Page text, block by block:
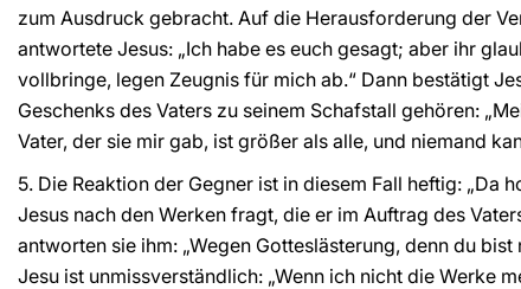
zum Ausdruck gebracht. Auf die Herausforderung der
antwortete Jesus: „Ich habe es euch gesagt; aber ihr
vollbringe, legen Zeugnis für mich ab.“ Dann bestätigt
Geschenks des Vaters zu seinem Schafstall gehören:
Vater, der sie mir gab, ist größer als alle, und niemand
5. Die Reaktion der Gegner ist in diesem Fall heftig: „Da
Jesus nach den Werken fragt, die er im Auftrag des
antworten sie ihm: „Wegen Gotteslästerung, denn du
Jesu ist unmissverständlich: „Wenn ich nicht die Werke